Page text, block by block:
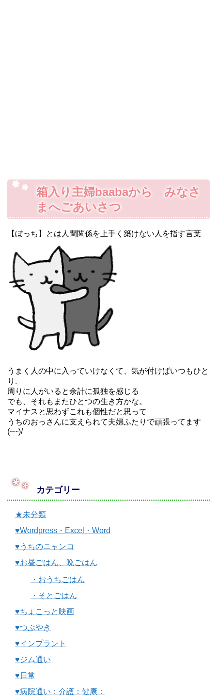
箱入り主婦baabaから みなさ
まへごあいさつ
【ぼっち】とは人間関係を上手く築けない人を指す言葉
うまく人の中に入っていけなくて、気が付けばいつもひと
り.
周りに人がいると余計に孤独を感じる
でも、それもまたひとつの生き方かな。
マイナスと思わずこれも個性だと思って
うちのおっさんに支えられて夫婦ふたりで頑張ってます
(~~)/
カテゴリー
★未分類
♥Wordpress・Excel・Word
♥うちのニャンコ
♥お昼ごはん、晩ごはん
・おうちごはん
・そとごはん
♥ちょこっと映画
♥つぶやき
♥インプラント
♥ジム通い
♥日常
♥病院通い：介護：健康：